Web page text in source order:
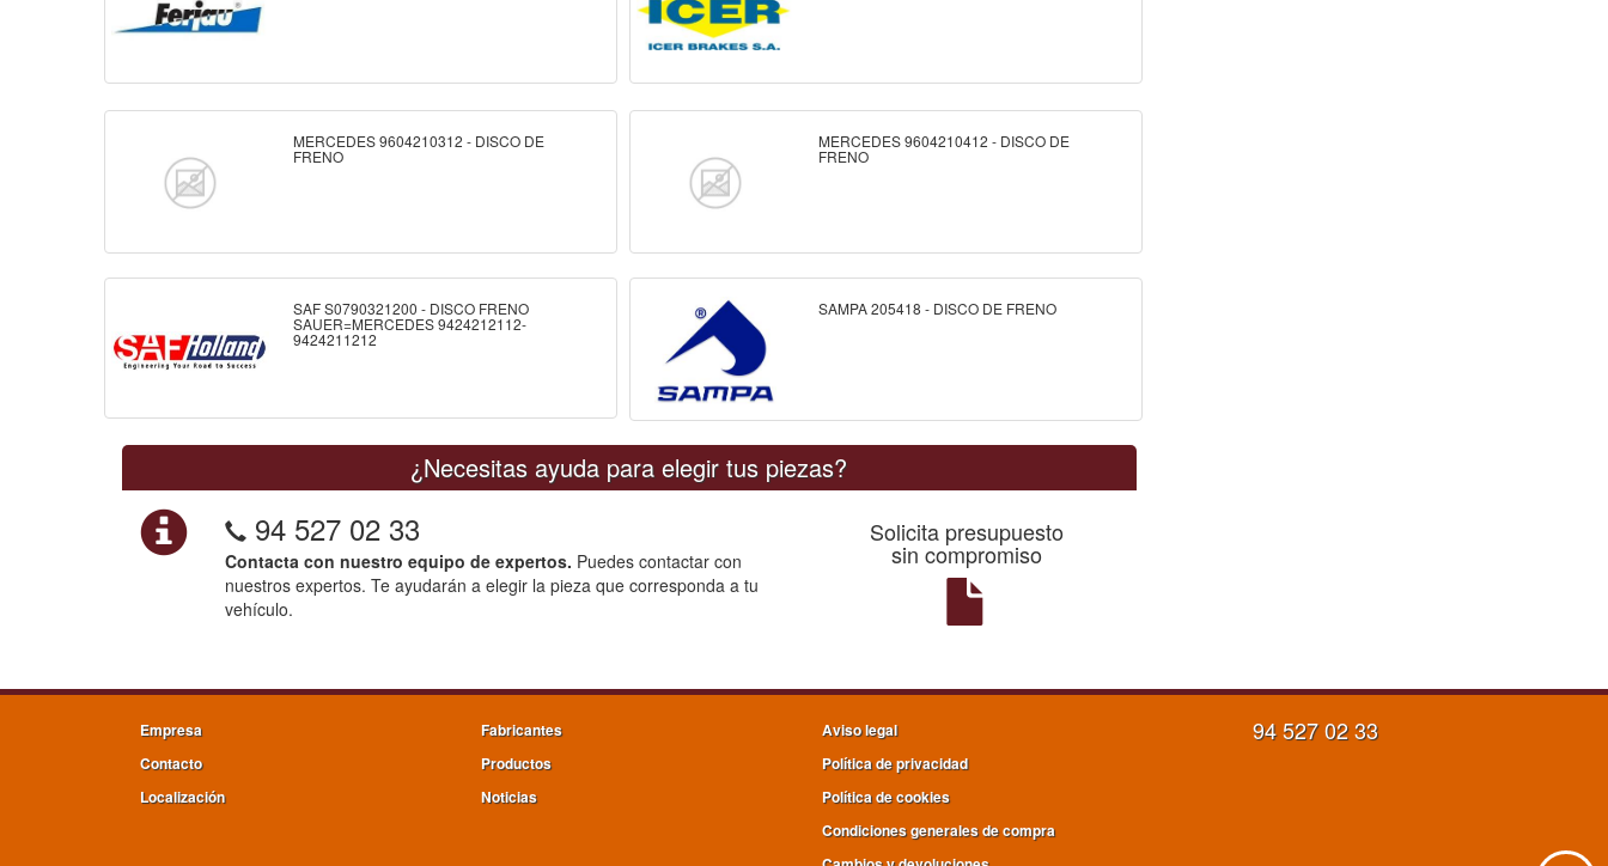
MERCEDES 9604210312 - DISCO DE
FRENO
MERCEDES 9604210412 - DISCO DE
FRENO
SAF S0790321200 - DISCO FRENO
SAUER=MERCEDES 9424212112-
9424211212
SAMPA 205418 - DISCO DE FRENO
¿Necesitas ayuda para elegir tus piezas?
94 527 02 33
Contacta con nuestro equipo de expertos. Puedes contactar con
nuestros expertos. Te ayudarán a elegir la pieza que corresponda a tu
vehículo.
Solicita presupuesto
sin compromiso
Empresa
Contacto
Localización
Fabricantes
Productos
Noticias
Aviso legal
Política de privacidad
Política de cookies
Condiciones generales de compra
94 527 02 33